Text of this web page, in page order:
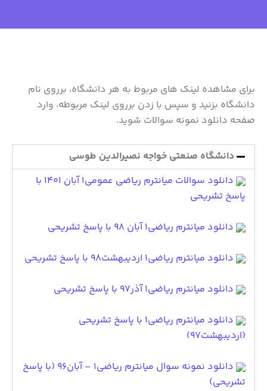
برای مشاهده لینک های مربوط به هر دانشگاه، برروی نام
دانشگاه بزنید و سپس با زدن برروی لینک مربوطه، وارد
صفحه دانلود نمونه سوالات شوید.
دانشگاه صنعتی خواجه نصیرالدین طوسی
دانلود سوالات میانترم ریاضی عمومی1 آبان 1401 با
پاسخ تشریحی
دانلود میانترم ریاضی۱ آبان ۹۸ با پاسخ تشریحی
دانلود میانترم ریاضی1 اردیبهشت98 با پاسخ تشریحی
دانلود میانترم ریاضی۱ آذر۹۷ با پاسخ تشریحی
دانلود میانترم ریاضی۱ با پاسخ تشریحی
(اردیبهشت۹۷)
دانلود نمونه سوال میانترم ریاضی۱ – آبان۹۶ (با پاسخ
تشریحی)